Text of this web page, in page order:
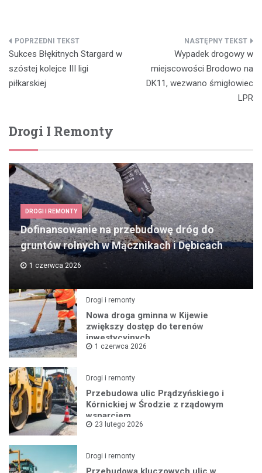
Nawigacja
wpisu
Sukces Błękitnych Stargard w
szóstej kolejce III ligi
piłkarskiej
Wypadek drogowy w
miejscowości Brodowo na
DK11, wezwano śmigłowiec
LPR
Drogi I Remonty
DROGI I REMONTY
Dofinansowanie na przebudowę dróg do
gruntów rolnych w Mącznikach i Dębicach
1 czerwca 2026
Drogi i remonty
Nowa droga gminna w Kijewie
zwiększy dostęp do terenów
inwestycyjnych
1 czerwca 2026
Drogi i remonty
Przebudowa ulic Prądzyńskiego i
Kórnickiej w Środzie z rządowym
wsparciem
23 lutego 2026
Drogi i remonty